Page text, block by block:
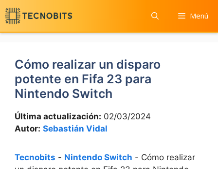
Saltar
al
contenido
Menú
Cómo realizar un disparo
potente en Fifa 23 para
Nintendo Switch
Última actualización: 02/03/2024
Autor: Sebastián Vidal
Tecnobits - Nintendo Switch - Cómo realizar